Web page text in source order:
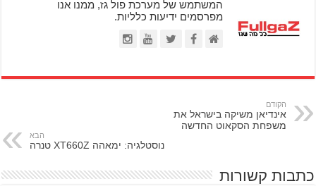
המשתמש של מערכת פול גז, ממנו אנו
מפרסמים ידיעות כלליות.
הקודם
אינדיאן משיקה בישראל את
משפחת הסקאוט החדשה
הבא
נוסטלגיה: ימאהה XT660Z טנרה
כתבות קשורות